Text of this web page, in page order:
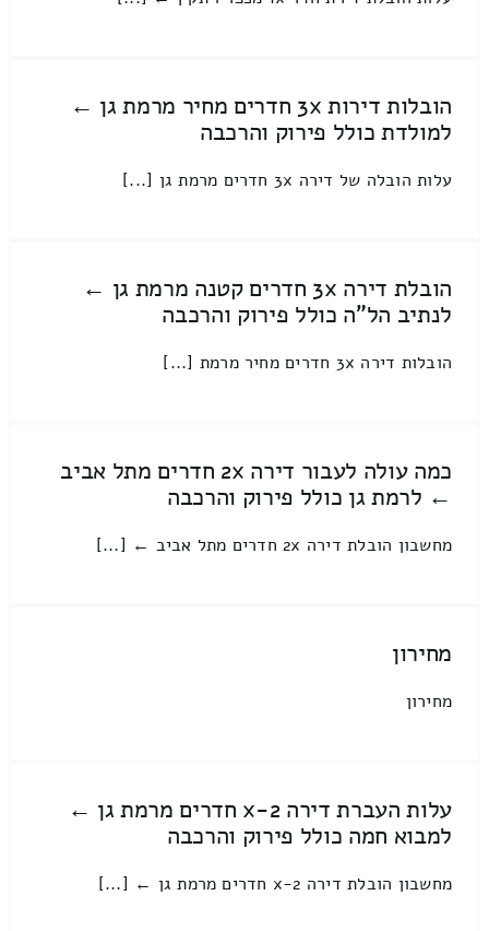
הובלות דירות 3x חדרים מחיר מרמת גן ←
למולדת כולל פירוק והרכבה
עלות הובלה של דירה 3x חדרים מרמת גן [...]
הובלת דירה 3x חדרים קטנה מרמת גן ←
לנתיב הל"ה כולל פירוק והרכבה
הובלות דירה 3x חדרים מחיר מרמת [...]
כמה עולה לעבור דירה 2x חדרים מתל אביב
← לרמת גן כולל פירוק והרכבה
מחשבון הובלת דירה 2x חדרים מתל אביב ← [...]
מחירון
מחירון
עלות העברת דירה 2-x חדרים מרמת גן ←
למבוא חמה כולל פירוק והרכבה
מחשבון הובלת דירה 2-x חדרים מרמת גן ← [...]